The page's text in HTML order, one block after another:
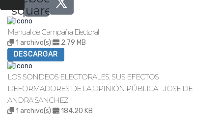
square
Manual de Campaña Electoral
1 archivo(s)
2.79 MB
DESCARGAR
LOS SONDEOS ELECTORALES. SUS EFECTOS
DEFORMADORES DE LA OPINIÓN PÚBLICA - JOSE DE
ANDRA SANCHEZ
1 archivo(s)
184.20 KB